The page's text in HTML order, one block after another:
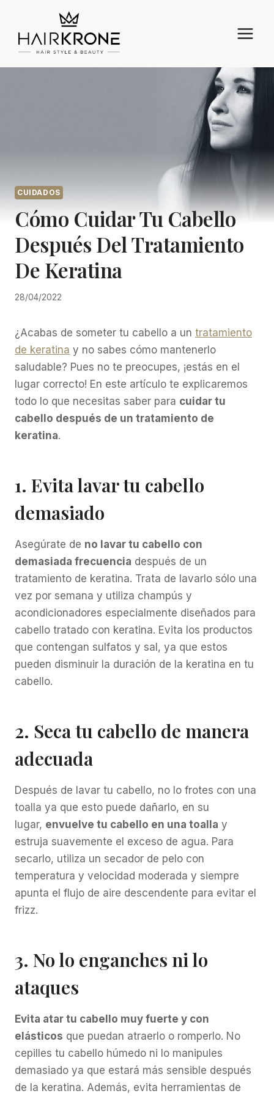
contenido
CUIDADOS
Cómo Cuidar Tu Cabello
Después Del Tratamiento
De Keratina
28/04/2022
¿Acabas de someter tu cabello a un tratamiento
de keratina y no sabes cómo mantenerlo
saludable? Pues no te preocupes, ¡estás en el
lugar correcto! En este artículo te explicaremos
todo lo que necesitas saber para cuidar tu
cabello después de un tratamiento de
keratina.
1. Evita lavar tu cabello
demasiado
Asegúrate de no lavar tu cabello con
demasiada frecuencia después de un
tratamiento de keratina. Trata de lavarlo sólo una
vez por semana y utiliza champús y
acondicionadores especialmente diseñados para
cabello tratado con keratina. Evita los productos
que contengan sulfatos y sal, ya que estos
pueden disminuir la duración de la keratina en tu
cabello.
2. Seca tu cabello de manera
adecuada
Después de lavar tu cabello, no lo frotes con una
toalla ya que esto puede dañarlo, en su
lugar, envuelve tu cabello en una toalla y
estruja suavemente el exceso de agua. Para
secarlo, utiliza un secador de pelo con
temperatura y velocidad moderada y siempre
apunta el flujo de aire descendente para evitar el
frizz.
3. No lo enganches ni lo
ataques
Evita atar tu cabello muy fuerte y con
elásticos que puedan atraerlo o romperlo. No
cepilles tu cabello húmedo ni lo manipules
demasiado ya que estará más sensible después
de la keratina. Además, evita herramientas de